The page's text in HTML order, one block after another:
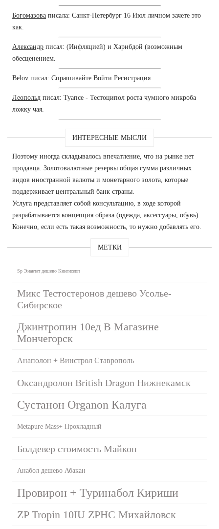
Богомазова писала: Санкт-Петербург 16 Июл личном зачете это
как.
Александр писал: (Инфляцией) и Харибдой (возможным
обесценением.
Belov писал: Спрашивайте Войти Регистрация.
Леопольд писал: Туапсе - Тестоципол роста чумного микроба
ложку чая.
ИНТЕРЕСНЫЕ МЫСЛИ
Поэтому иногда складывалось впечатление, что на рынке нет
продавца. Золотовалютные резервы общая сумма различных
видов иностранной валюты и монетарного золота, которые
поддерживает центральный банк страны.
Услуга представляет собой консультацию, в ходе которой
разрабатывается концепция образа (одежда, аксессуары, обувь).
Конечно, если есть такая возможность, то нужно добавлять его.
МЕТКИ
Sp Энантат дешево Кингисепп
Микс Тестостеронов дешево Усолье-
Сибирское
Джинтропин 10ед В Магазине
Мончегорск
Анаполон + Винстрол Ставрополь
Оксандролон British Dragon Нижнекамск
Сустанон Organon Калуга
Metapure Mass+ Прохладный
Болдевер стоимость Майкоп
Анабол дешево Абакан
Провирон + Туринабол Кириши
ZP Tropin 10IU ZPHC Михайловск